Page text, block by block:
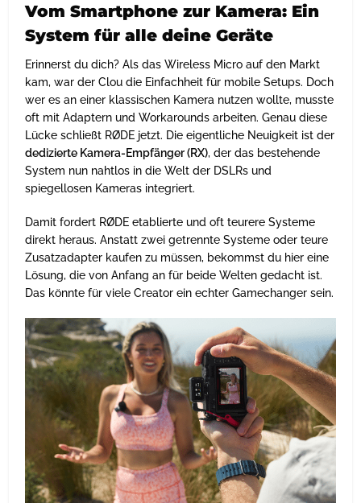
Vom Smartphone zur Kamera: Ein
System für alle deine Geräte
Erinnerst du dich? Als das Wireless Micro auf den Markt
kam, war der Clou die Einfachheit für mobile Setups. Doch
wer es an einer klassischen Kamera nutzen wollte, musste
oft mit Adaptern und Workarounds arbeiten. Genau diese
Lücke schließt RØDE jetzt. Die eigentliche Neuigkeit ist der
dedizierte Kamera-Empfänger (RX), der das bestehende
System nun nahtlos in die Welt der DSLRs und
spiegellosen Kameras integriert.
Damit fordert RØDE etablierte und oft teurere Systeme
direkt heraus. Anstatt zwei getrennte Systeme oder teure
Zusatzadapter kaufen zu müssen, bekommst du hier eine
Lösung, die von Anfang an für beide Welten gedacht ist.
Das könnte für viele Creator ein echter Gamechanger sein.